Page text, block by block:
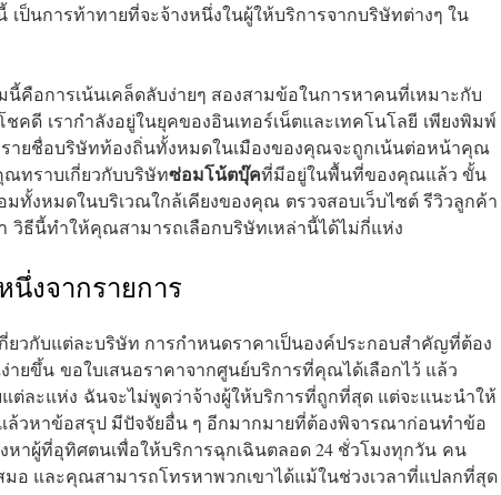
ป็นการท้าทายที่จะจ้างหนึ่งในผู้ให้บริการจากบริษัทต่างๆ ใน
คือการเน้นเคล็ดลับง่ายๆ สองสามข้อในการหาคนที่เหมาะกับ
คดี เรากำลังอยู่ในยุคของอินเทอร์เน็ตและเทคโนโลยี เพียงพิมพ์
ายชื่อบริษัทท้องถิ่นทั้งหมดในเมืองของคุณจะถูกเน้นต่อหน้าคุณ
ทราบเกี่ยวกับบริษัทซ่อมโน้ตบุ๊คที่มีอยู่ในพื้นที่ของคุณแล้ว ขั้น
ทั้งหมดในบริเวณใกล้เคียงของคุณ ตรวจสอบเว็บไซต์ รีวิวลูกค้า
วิธีนี้ทำให้คุณสามารถเลือกบริษัทเหล่านี้ได้ไม่กี่แห่ง
งจากรายการ
ยวกับแต่ละบริษัท การกำหนดราคาเป็นองค์ประกอบสำคัญที่ต้อง
ยขึ้น ขอใบเสนอราคาจากศูนย์บริการที่คุณได้เลือกไว้ แล้ว
แต่ละแห่ง ฉันจะไม่พูดว่าจ้างผู้ให้บริการที่ถูกที่สุด แต่จะแนะนำให้
ล้วหาข้อสรุป มีปัจจัยอื่น ๆ อีกมากมายที่ต้องพิจารณาก่อนทำข้อ
าผู้ที่อุทิศตนเพื่อให้บริการฉุกเฉินตลอด 24 ชั่วโมงทุกวัน คน
อ และคุณสามารถโทรหาพวกเขาได้แม้ในช่วงเวลาที่แปลกที่สุด